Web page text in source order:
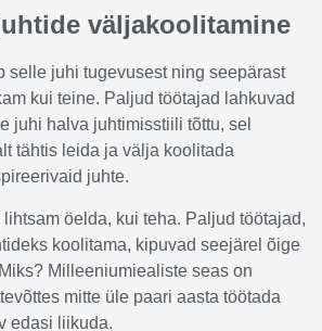
väljakoolitamine
selle juhi tugevusest ning seepärast
kui teine. Paljud töötajad lahkuvad
juhi halva juhtimisstiili tõttu, sel
tähtis leida ja välja koolitada
juhte.
öelda, kui teha. Paljud töötajad,
koolitama, kipuvad seejärel õige
Milleeniumiealiste seas on
mitte üle paari aasta töötada
edasi liikuda.